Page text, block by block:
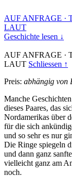
AUF ANFRAGE ·
LAUT
Geschichte lesen ↓
AUF ANFRAGE ·
LAUT Schliessen ↑
Preis: abhängig von
Manche
dieses Paares, das
Nordamerikas über
für die sich
und so sehr es nur
Die Ringe spiegeln
und dann ganz
vielleicht ganz am
noch.